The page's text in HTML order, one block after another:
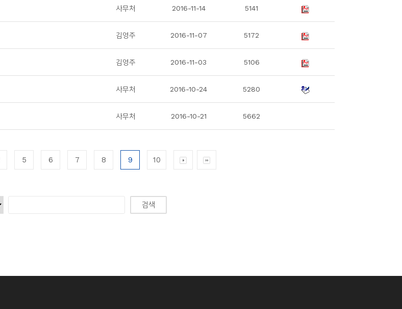
사무처 2016-11-14 5141
김영주 2016-11-07 5172
김영주 2016-11-03 5106
사무처 2016-10-24 5280
사무처 2016-10-21 5662
5 6 7 8 9 10